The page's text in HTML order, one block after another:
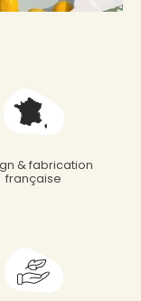
& fabrication
française